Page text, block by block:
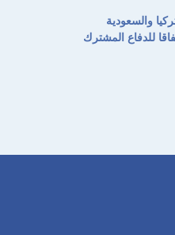
والسعودية
للدفاع المشترك